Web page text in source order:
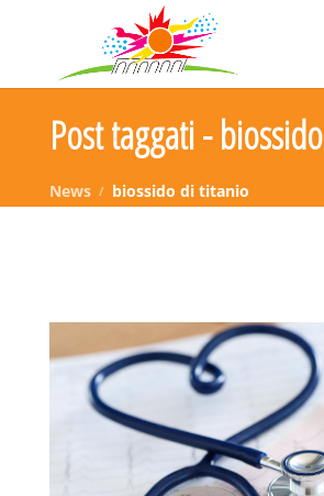
Post taggati -
News biossido di titanio